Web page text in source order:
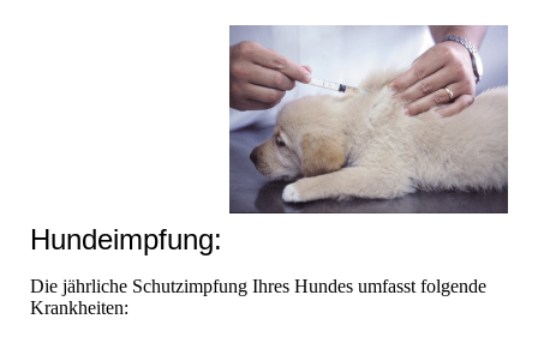
Hundeimpfung:
Die jährliche Schutzimpfung Ihres Hundes umfasst folgende
Krankheiten: